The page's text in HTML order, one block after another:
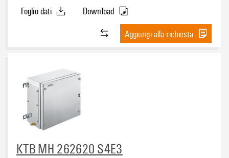
acciaio inossidabile 1.4404 (316L), lucidatura elettrochimica, argento
Foglio dati
Download
Aggiungi alla richiesta
KTB MH 262620 S4E3